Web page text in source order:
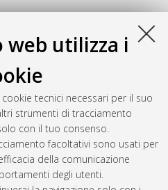
web utilizza i
tecnici necessari per il suo
strumenti di tracciamento
con il tuo consenso.
facoltativi sono usati per
della comunicazione
degli utenti.
Characterization of L-type
of a new class of Calcium
approach
Università di Bologna.
farmaceutiche, 21 Ciclo. DOI
1277.
il Wed Aug 5 20:48:04 2026